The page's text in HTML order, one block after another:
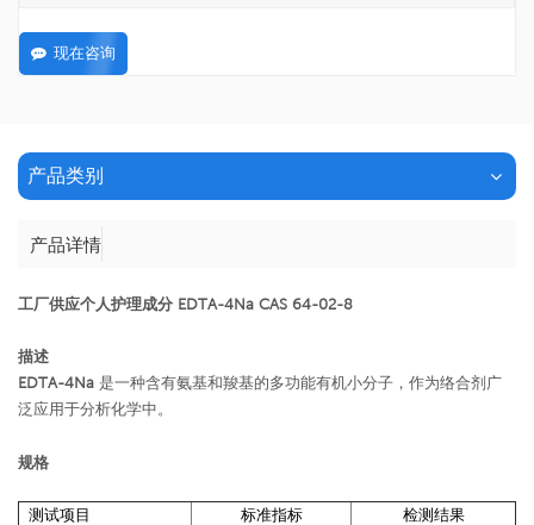
现在咨询
产品类别
产品详情
工厂供应个人护理成分 EDTA-4Na CAS 64-02-8
描述
EDTA-4Na 是一种含有氨基和羧基的多功能有机小分子，作为络合剂广
泛应用于分析化学中。
规格
测试项目 标准指标
检测结果